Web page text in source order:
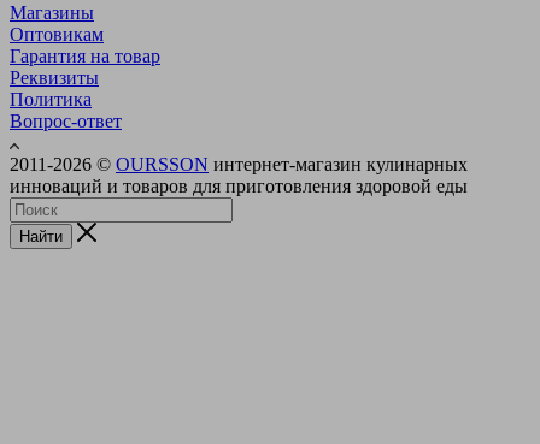
Магазины
Оптовикам
Гарантия на товар
Реквизиты
Политика
Вопрос-ответ
2011-2026 © OURSSON интернет-магазин кулинарных
инноваций и товаров для приготовления здоровой еды
Найти